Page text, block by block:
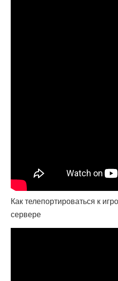
Как телепортироваться к
сервере